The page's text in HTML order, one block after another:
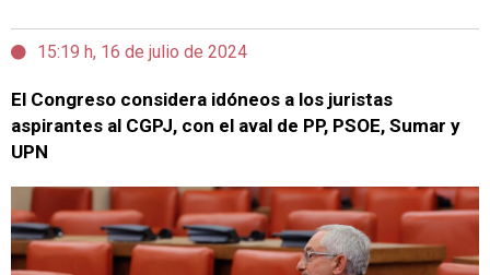
15:19 h, 16 de julio de 2024
El Congreso considera idóneos a los juristas
aspirantes al CGPJ, con el aval de PP, PSOE, Sumar y
UPN